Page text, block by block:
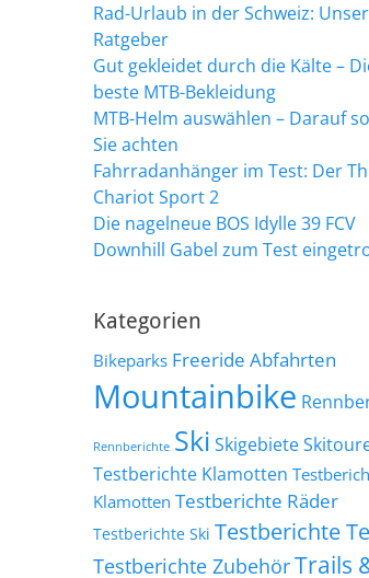
Rad-Urlaub in der Schweiz: Unser
Ratgeber
Gut gekleidet durch die Kälte –
beste MTB-Bekleidung
MTB-Helm auswählen – Darauf
Sie achten
Fahrradanhänger im Test: Der
Chariot Sport 2
Die nagelneue BOS Idylle 39 FCV
Downhill Gabel zum Test
Kategorien
Bikeparks Freeride Abfahrten
Mountainbike
Rennberichte Ski Skigebiete
Testberichte Klamotten
Klamotten Testberichte Räder
Testberichte Ski Testberichte
Testberichte ZubehörTrails